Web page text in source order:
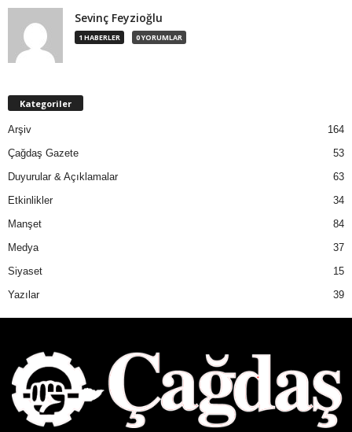
Sevinç Feyzioğlu
1 HABERLER 0 YORUMLAR
Kategoriler
Arşiv
164
Çağdaş Gazete
53
Duyurular & Açıklamalar
63
Etkinlikler
34
Manşet
84
Medya
37
Siyaset
15
Yazılar
39